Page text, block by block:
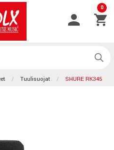
0
Tuulisuojat SHURE RK345